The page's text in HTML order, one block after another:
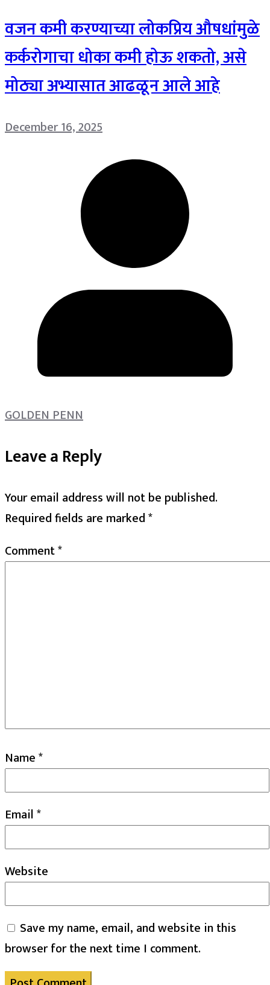
वजन कमी करण्याच्या लोकप्रिय औषधांमुळे
कर्करोगाचा धोका कमी होऊ शकतो, असे
मोठ्या अभ्यासात आढळून आले आहे
December 16, 2025
GOLDEN PENN
Leave a Reply
Your email address will not be published.
Required fields are marked*
Comment*
Name*
Email*
Website
Save my name, email, and website in this
browser for the next time I comment.